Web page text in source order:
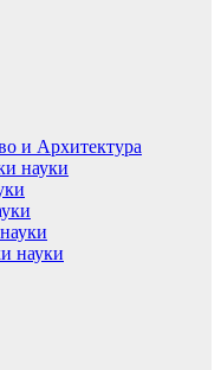
и Архитектура
науки
науки